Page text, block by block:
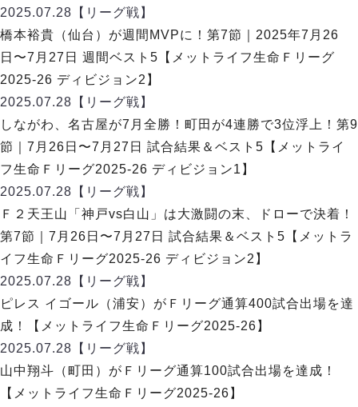
2025.07.28 【リーグ戦】
橋本裕貴（仙台）が週間MVPに！第7節｜2025年7月26
日〜7月27日 週間ベスト5【メットライフ生命Ｆリーグ
2025-26 ディビジョン2】
2025.07.28 【リーグ戦】
しながわ、名古屋が7月全勝！町田が4連勝で3位浮上！第9
節｜7月26日〜7月27日 試合結果＆ベスト5【メットライ
フ生命Ｆリーグ2025-26 ディビジョン1】
2025.07.28 【リーグ戦】
Ｆ２天王山「神戸vs白山」は大激闘の末、ドローで決着！
第7節｜7月26日〜7月27日 試合結果＆ベスト5【メットラ
イフ生命Ｆリーグ2025-26 ディビジョン2】
2025.07.28 【リーグ戦】
ピレス イゴール（浦安）がＦリーグ通算400試合出場を達
成！【メットライフ生命Ｆリーグ2025-26】
2025.07.28 【リーグ戦】
山中翔斗（町田）がＦリーグ通算100試合出場を達成！
【メットライフ生命Ｆリーグ2025-26】